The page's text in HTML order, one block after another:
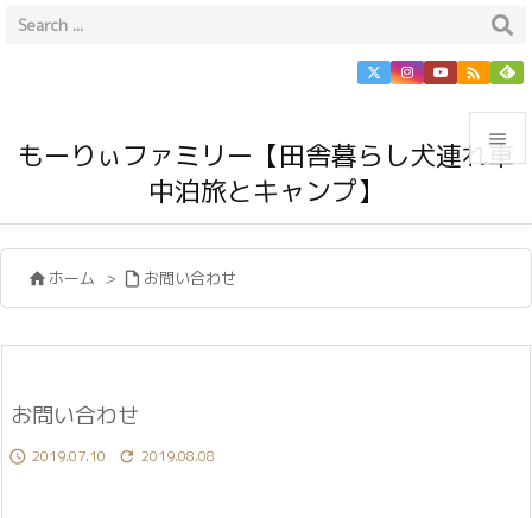
もーりぃファミリー【田舎暮らし犬連れ車
中泊旅とキャンプ】



前へ

 ホーム >  お問い合わせ
お問い合わせ
 2019.07.10  2019.08.08